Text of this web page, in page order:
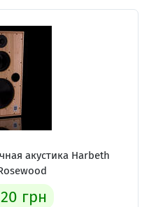
акустика Harbeth
грн